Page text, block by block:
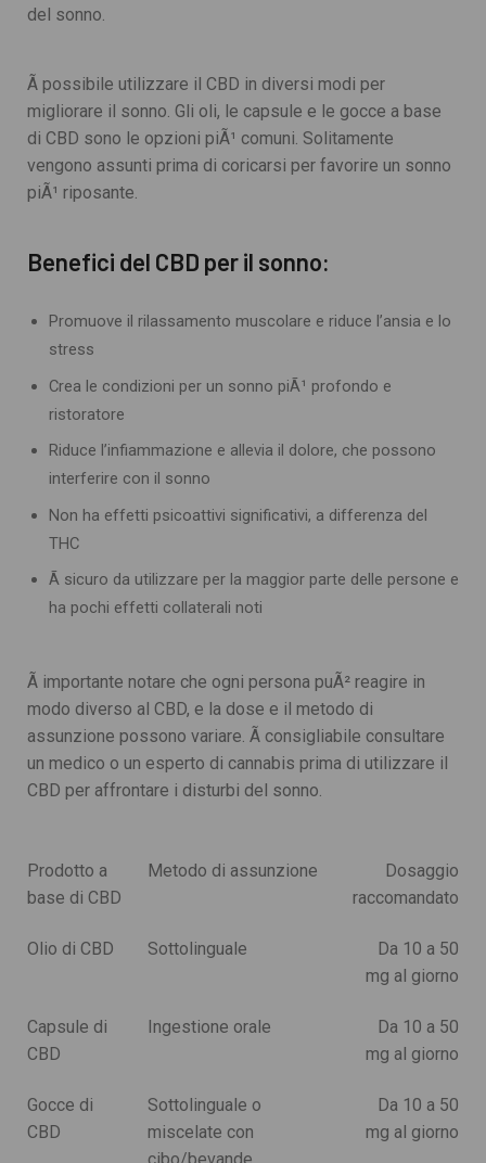
del sonno.
Ã possibile utilizzare il CBD in diversi modi per
migliorare il sonno. Gli oli, le capsule e le gocce a base
di CBD sono le opzioni piÃ¹ comuni. Solitamente
vengono assunti prima di coricarsi per favorire un sonno
piÃ¹ riposante.
Benefici del CBD per il sonno:
Promuove il rilassamento muscolare e riduce l’ansia e lo
stress
Crea le condizioni per un sonno piÃ¹ profondo e
ristoratore
Riduce l’infiammazione e allevia il dolore, che possono
interferire con il sonno
Non ha effetti psicoattivi significativi, a differenza del
THC
Ã sicuro da utilizzare per la maggior parte delle persone e
ha pochi effetti collaterali noti
Ã importante notare che ogni persona puÃ² reagire in
modo diverso al CBD, e la dose e il metodo di
assunzione possono variare. Ã consigliabile consultare
un medico o un esperto di cannabis prima di utilizzare il
CBD per affrontare i disturbi del sonno.
Prodotto a
base di CBD
Metodo di assunzione
Dosaggio
raccomandato
Olio di CBD Sottolinguale
Da 10 a 50
mg al giorno
Capsule di
CBD
Ingestione orale
Da 10 a 50
mg al giorno
Gocce di
CBD
Sottolinguale o
miscelate con
Da 10 a 50
mg al giorno
INFORMAZIONE
Termini E Condizioni Di Vendita
CATEGORIE
CBD